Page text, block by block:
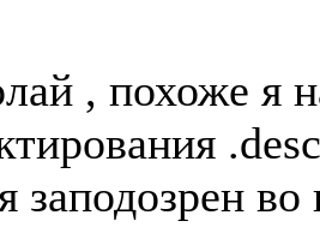
, похоже я
заподозрен во